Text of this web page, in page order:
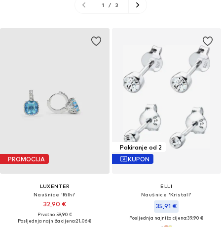
1 / 3
PROMOCIJA
LUXENTER
Naušnice 'Rilhi'
32,90 €
Prvotno: 59,90 €
Posljednja najniža cijena:21,06 €
Pakiranje od 2
KUPON
ELLI
Naušnice 'Kristall'
35,91 €
Posljednja najniža cijena:39,90 €